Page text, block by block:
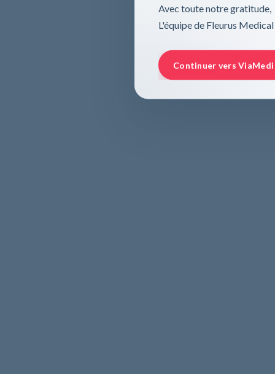
Avec toute notre gratitude,
L'équipe de Fleurus Medical
Continuer vers ViaMedi